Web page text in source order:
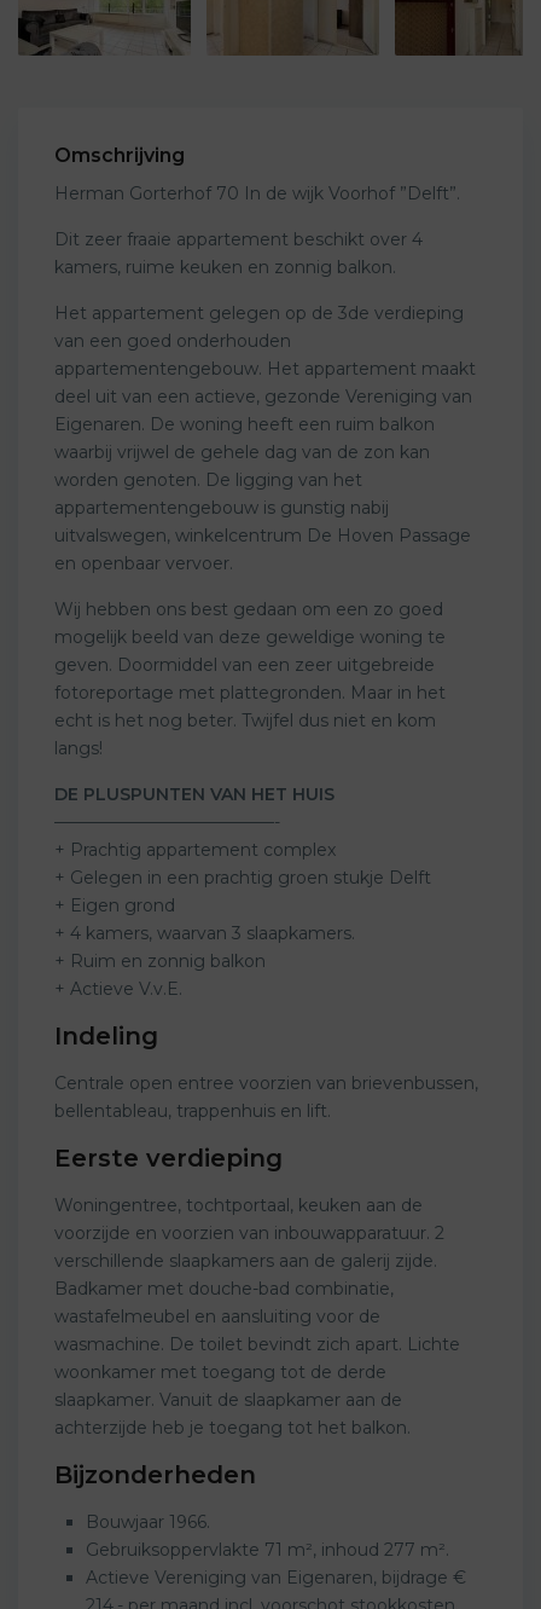
Omschrijving
Herman Gorterhof 70 In de wijk Voorhof ”Delft”.
Dit zeer fraaie appartement beschikt over 4
kamers, ruime keuken en zonnig balkon.
Het appartement gelegen op de 3de verdieping
van een goed onderhouden
appartementengebouw. Het appartement maakt
deel uit van een actieve, gezonde Vereniging van
Eigenaren. De woning heeft een ruim balkon
waarbij vrijwel de gehele dag van de zon kan
worden genoten. De ligging van het
appartementengebouw is gunstig nabij
uitvalswegen, winkelcentrum De Hoven Passage
en openbaar vervoer.
Wij hebben ons best gedaan om een zo goed
mogelijk beeld van deze geweldige woning te
geven. Doormiddel van een zeer uitgebreide
fotoreportage met plattegronden. Maar in het
echt is het nog beter. Twijfel dus niet en kom
langs!
DE PLUSPUNTEN VAN HET HUIS
—————————————-
+ Prachtig appartement complex
+ Gelegen in een prachtig groen stukje Delft
+ Eigen grond
+ 4 kamers, waarvan 3 slaapkamers.
+ Ruim en zonnig balkon
+ Actieve V.v.E.
Indeling
Centrale open entree voorzien van brievenbussen,
bellentableau, trappenhuis en lift.
Eerste verdieping
Woningentree, tochtportaal, keuken aan de
voorzijde en voorzien van inbouwapparatuur. 2
verschillende slaapkamers aan de galerij zijde.
Badkamer met douche-bad combinatie,
wastafelmeubel en aansluiting voor de
wasmachine. De toilet bevindt zich apart. Lichte
woonkamer met toegang tot de derde
slaapkamer. Vanuit de slaapkamer aan de
achterzijde heb je toegang tot het balkon.
Bijzonderheden
Bouwjaar 1966.
Gebruiksoppervlakte 71 m², inhoud 277 m².
Actieve Vereniging van Eigenaren, bijdrage €